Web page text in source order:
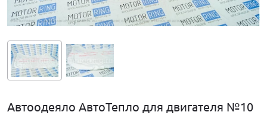
Автоодеяло АвтоТепло для двигателя №10